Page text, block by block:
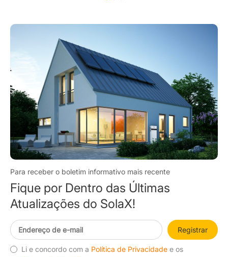
Para receber o boletim informativo mais recente
Fique por Dentro das Últimas
Atualizações do SolaX!
Registrar
Li e concordo com a Política de Privacidade e os